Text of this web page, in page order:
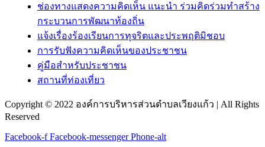
ช่องทางแสดงความคิดเห็น แนะนำ ร่วมคิดร่วมทำสร้าง
กระบวนการพัฒนาท้องถิ่น
แจ้งเรื่องร้องเรียนการทุจริตและประพฤติมิชอบ
การรับฟังความคิดเห็นของประชาชน
คู่มือสำหรับประชาชน
สถานที่ท่องเที่ยว
Copyright © 2022 องค์การบริหารส่วนตำบลเวียงแก้ว | All Rights
Reserved
Facebook-f Facebook-messenger Phone-alt